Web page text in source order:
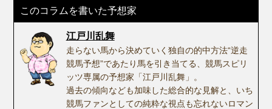
このコラムを書いた予想家
江戸川乱舞
走らない馬から決めていく独自の的中方法“逆走
競馬予想”であたり馬を引き当てる、競馬スピリ
ッツ専属の予想家「江戸川乱舞」。
過去の傾向なども加味した総合的な見解と、いち
競馬ファンとしての純粋な視点も忘れないロマン